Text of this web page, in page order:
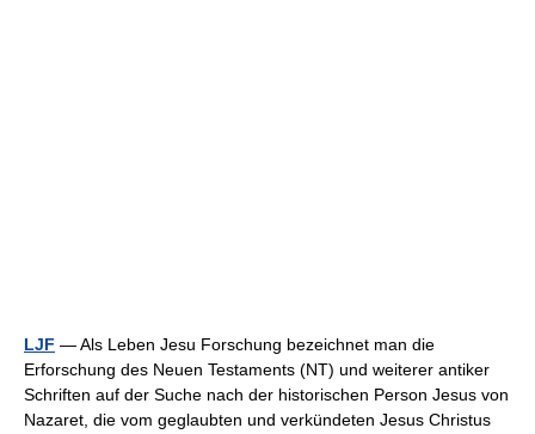
LJF — Als Leben Jesu Forschung bezeichnet man die
Erforschung des Neuen Testaments (NT) und weiterer antiker
Schriften auf der Suche nach der historischen Person Jesus von
Nazaret, die vom geglaubten und verkündeten Jesus Christus